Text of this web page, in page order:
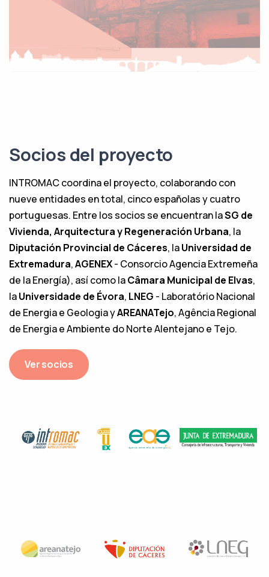
Socios del proyecto
INTROMAC coordina el proyecto, colaborando con
nueve entidades en total, cinco españolas y cuatro
portuguesas. Entre los socios se encuentran laSG de
Vivienda, Arquitectura y Regeneración Urbana, la
Diputación Provincial de Cáceres, laUniversidad de
Extremadura,AGENEX- Consorcio Agencia Extremeña
de la Energía), así como laCâmara Municipal de Elvas,
laUniversidade de Évora, LNEG - Laboratório Nacional
de Energia e Geologia yAREANATejo, Agência Regional
de Energia e Ambiente do Norte Alentejano e Tejo.
Ver socios